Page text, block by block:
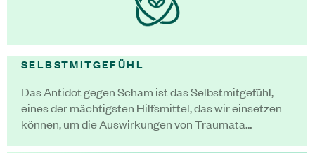
SELBSTMITGEFÜHL
Das Antidot gegen Scham ist das Selbstmitgefühl,
eines der mächtigsten Hilfsmittel, das wir einsetzen
können, um die Auswirkungen von Traumata…